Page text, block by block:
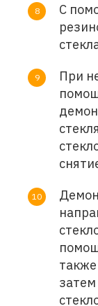
С
При